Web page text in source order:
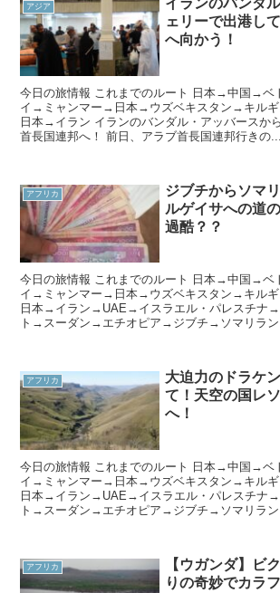
アジア
イランのバンダ
ェリーで出港し
へ向かう！
今日の旅情報 これまでのルート 日本→中国→
イ→ミャンマー→日本→ウズベキスタン→キル
日本→イラン イランのバンダル・アッバースか
首長国連邦へ！ 前日、アラブ首長国連邦行きの...
アフリカ
ジブチからソマ
ルゲイサへの道
過酷？？
今日の旅情報 これまでのルート 日本→中国→
イ→ミャンマー→日本→ウズベキスタン→キル
日本→イラン→UAE→イスラエル・パレスチナ
ト→スーダン→エチオピア→ジブチ→ソマリラ
アフリカ
大迫力のドラケ
て！天空の国レ
へ！
今日の旅情報 これまでのルート 日本→中国→
イ→ミャンマー→日本→ウズベキスタン→キル
日本→イラン→UAE→イスラエル・パレスチナ
ト→スーダン→エチオピア→ジブチ→ソマリラン
アフリカ
【ウガンダ】ビ
りの奇妙でカラ